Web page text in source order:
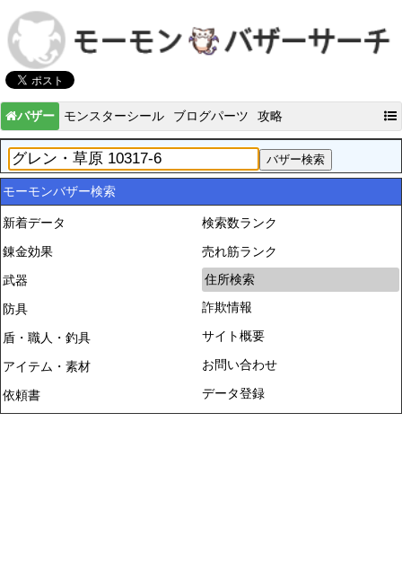
バザー モンスターシール ブログパーツ 攻略
モーモンバザー検索
新着データ
錬金効果
武器
防具
盾・職人・釣具
アイテム・素材
依頼書
検索数ランク
売れ筋ランク
住所検索
詐欺情報
サイト概要
お問い合わせ
データ登録